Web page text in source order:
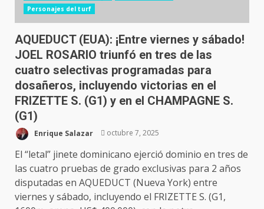
Personajes del turf
AQUEDUCT (EUA): ¡Entre viernes y sábado!
JOEL ROSARIO triunfó en tres de las
cuatro selectivas programadas para
dosañeros, incluyendo victorias en el
FRIZETTE S. (G1) y en el CHAMPAGNE S.
(G1)
Enrique Salazar octubre 7, 2025
El “letal” jinete dominicano ejerció dominio en tres de
las cuatro pruebas de grado exclusivas para 2 años
disputadas en AQUEDUCT (Nueva York) entre
viernes y sábado, incluyendo el FRIZETTE S. (G1,